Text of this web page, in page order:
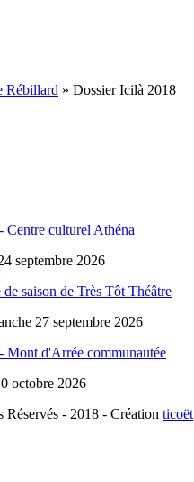
Rébillard » Dossier Icilà 2018
Centre culturel Athéna
septembre 2026
saison de Très Tôt Théâtre
27 septembre 2026
Mont d'Arrée communautée
octobre 2026
Réservés - 2018 - Création ticoët